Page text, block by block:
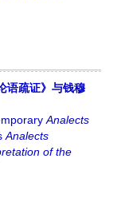
语疏证》与钱穆
Analects
Analects
of the